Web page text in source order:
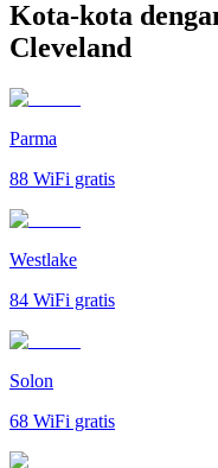
Kota-kota
Cleveland
Parma
88 WiFi gratis
Westlake
84 WiFi gratis
Solon
68 WiFi gratis